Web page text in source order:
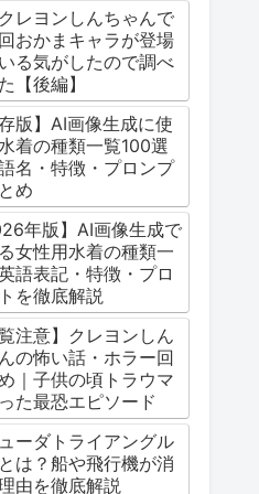
レヨンしんちゃんで
おかまキャラが登場
る気がしたので調べ
【後編】
存版】AI画像生成に使
着の種類一覧100選
語名・特徴・プロンプ
め
年版】AI画像生成で
女性用水着の種類一
語表記・特徴・プロ
を徹底解説
覧注意】クレヨンしん
の怖い話・ホラー回
｜子供の頃トラウマ
た最恐エピソード
ーダトライアングル
は？船や飛行機が消
由を徹底解説